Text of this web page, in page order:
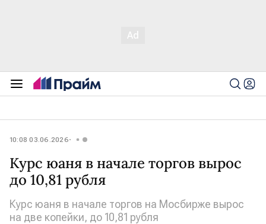
10:08 03.06.2026
Курс юаня в начале торгов вырос
до 10,81 рубля
Курс юаня в начале торгов на Мосбирже вырос
на две копейки, до 10,81 рубля